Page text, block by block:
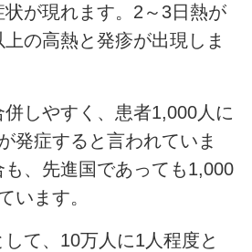
状が現れます。2～3日熱が
の高熱と発疹が出現しま
しやすく、患者1,000人に
発症すると言われていま
、先進国であっても1,000
います。
て、10万人に1人程度と